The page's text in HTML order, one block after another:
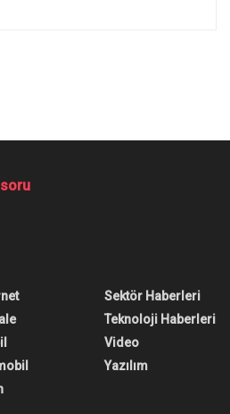
Sektör Haberleri
Teknoloji Haberleri
Video
Yazılım